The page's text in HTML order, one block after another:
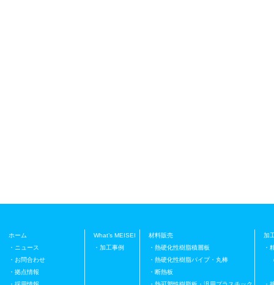
ホーム
・ニュース
・お問合わせ
・拠点情報
What’s MEISEI
・加工事例
材料販売
・熱硬化性樹脂積層板
・熱硬化性樹脂パイプ・丸棒
・断熱板
加
・